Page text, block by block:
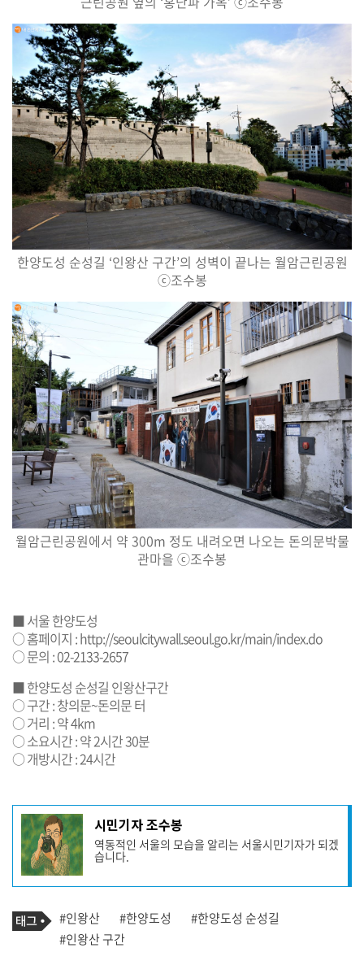
한양도성 순성길 ‘인왕산 구간’의 성벽이 끝나는 월암근린공원
ⓒ조수봉
월암근린공원에서 약 300m 정도 내려오면 나오는 돈의문박물
관마을 ⓒ조수봉
■ 서울 한양도성
○ 홈페이지 :http://seoulcitywall.seoul.go.kr/main/index.do
○ 문의 : 02-2133-2657
■ 한양도성 순성길 인왕산구간
○ 구간 : 창의문~돈의문 터
○ 거리 : 약 4km
○ 소요시간 : 약 2시간 30분
○ 개방시간 : 24시간
기
사
작
성
자
프
필
시민기자 조수봉
역동적인 서울의 모습을 알리는 서울시민기자가 되겠
습니다.
기
사
관
련
태
그
#인왕산 #한양도성
#한양도성 순성길
#인왕산 구간